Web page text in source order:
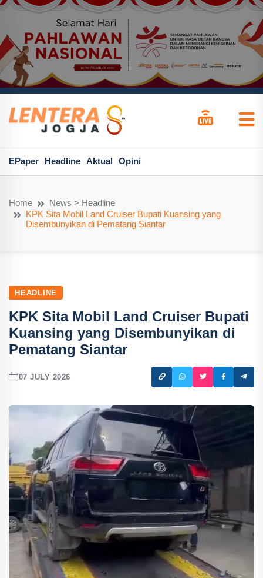
EPaper Headline Aktual Opini
Home
News > Headline
KPK Sita Mobil Land Cruiser Bupati Kuansing yang
Disembunyikan di Pematang Siantar
HEADLINE
KPK Sita Mobil Land Cruiser Bupati
Kuansing yang Disembunyikan di
Pematang Siantar
07 JULY 2026